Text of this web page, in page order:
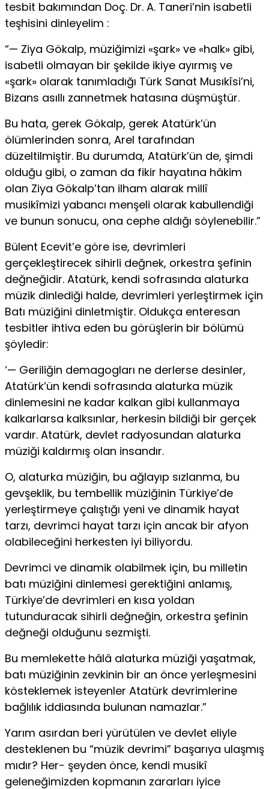
tesbit bakımından Doç. Dr. A. Taneri’nin isabetli
teşhisini dinleyelim :
“— Ziya Gökalp, müziğimizi «şark» ve «halk» gibi,
isabetli olmayan bir şekilde ikiye ayırmış ve
«şark» olarak tanımladığı Türk Sanat Musıkîsi’ni,
Bizans asıllı zannetmek hatasına düşmüştür.
Bu hata, gerek Gökalp, gerek Atatürk’ün
ölümlerinden sonra, Arel tarafından
düzeltilmiştir. Bu durumda, Atatürk’ün de, şimdi
olduğu gibi, o zaman da fikir hayatına hâkim
olan Ziya Gökalp’tan ilham alarak millî
musikîmizi yabancı menşeli olarak kabullendiği
ve bunun sonucu, ona cephe aldığı söylenebilir.”
Bülent Ecevit’e göre ise, devrimleri
gerçekleştirecek sihirli değnek, orkestra şefinin
değneğidir. Atatürk, kendi sofrasında alaturka
müzik dinlediği halde, devrimleri yerleştirmek için
Batı müziğini dinletmiştir. Oldukça enteresan
tesbitler ihtiva eden bu görüşlerin bir bölümü
şöyledir:
‘— Geriliğin demagogları ne derlerse desinler,
Atatürk’ün kendi sofrasında alaturka müzik
dinlemesini ne kadar kalkan gibi kullanmaya
kalkarlarsa kalksınlar, herkesin bildiği bir gerçek
vardır. Atatürk, devlet radyosundan alaturka
müziği kaldırmış olan insandır.
O, alaturka müziğin, bu ağlayıp sızlanma, bu
gevşeklik, bu tembellik müziğinin Türkiye’de
yerleştirmeye çalıştığı yeni ve dinamik hayat
tarzı, devrimci hayat tarzı için ancak bir afyon
olabileceğini herkesten iyi biliyordu.
Devrimci ve dinamik olabilmek için, bu milletin
batı müziğini dinlemesi gerektiğini anlamış,
Türkiye’de devrimleri en kısa yoldan
tutunduracak sihirli değneğin, orkestra şefinin
değneği olduğunu sezmişti.
Bu memlekette hâlâ alaturka müziği yaşatmak,
batı müziğinin zevkinin bir an önce yerleşmesini
kösteklemek isteyenler Atatürk devrimlerine
bağlılık iddiasında bulunan namazlar.”
Yarım asırdan beri yürütülen ve devlet eliyle
desteklenen bu “müzik devrimi” başarıya ulaşmış
mıdır? Her- şeyden önce, kendi musikî
geleneğimizden kopmanın zararları iyice